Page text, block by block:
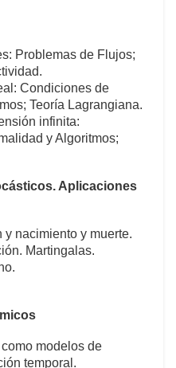
Problemas de Flujos;
Condiciones de
Teoría Lagrangiana.
infinita:
y Algoritmos;
Aplicaciones
y nacimiento y muerte.
Martingalas.
modelos de
temporal.